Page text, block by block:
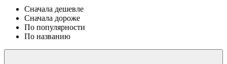
Сначала дешевле
Сначала дороже
По популярности
По названию